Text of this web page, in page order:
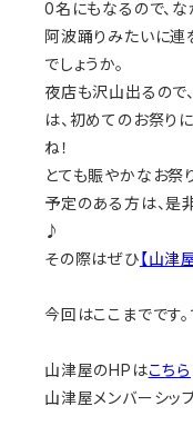
0名にもなるので、
阿波踊りみたいに連
でしょうか。
夜店も沢山出るので
は、初めてのお祭り
ね！
とても賑やかなお祭
予定のある方は、是
♪
その際はぜひ 【山津屋
今回はここまでです
山津屋のHPはこちら
山津屋メンバーシッ